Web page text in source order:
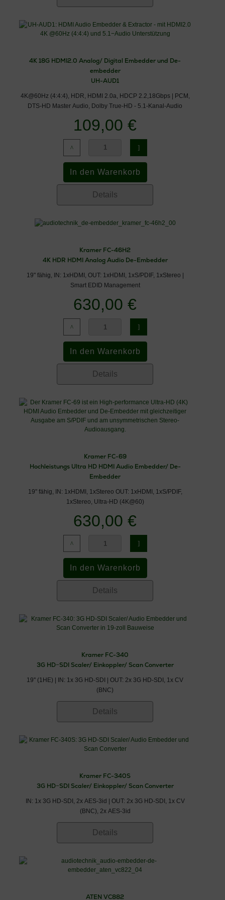
4K 18G HDMI2.0 Analog/ Digital Embedder und De-
embedder
UH-AUD1
4K@60Hz (4:4:4), HDR, HDMI 2.0a, HDCP 2.2,18Gbps | PCM,
DTS-HD Master Audio, Dolby True-HD - 5.1-Kanal-Audio
109,00 €
Details
Kramer FC-46H2
4K HDR HDMI Analog Audio De-Embedder
19" fähig, IN: 1xHDMI, OUT: 1xHDMI, 1xS/PDIF, 1xStereo |
Smart EDID Management
630,00 €
Details
Kramer FC-69
Hochleistungs Ultra HD HDMI Audio Embedder/ De-
Embedder
19" fähig, IN: 1xHDMI, 1xStereo OUT: 1xHDMI, 1xS/PDIF,
1xStereo, Ultra-HD (4K@60)
630,00 €
Details
Kramer FC-340
3G HD−SDI Scaler/ Einkoppler/ Scan Converter
19'' (1HE) | IN: 1x 3G HD-SDI | OUT: 2x 3G HD-SDI, 1x CV
(BNC)
Details
Kramer FC-340S
3G HD−SDI Scaler/ Einkoppler/ Scan Converter
IN: 1x 3G HD-SDI, 2x AES-3id | OUT: 2x 3G HD-SDI, 1x CV
(BNC), 2x AES-3id
Details
ATEN VC882